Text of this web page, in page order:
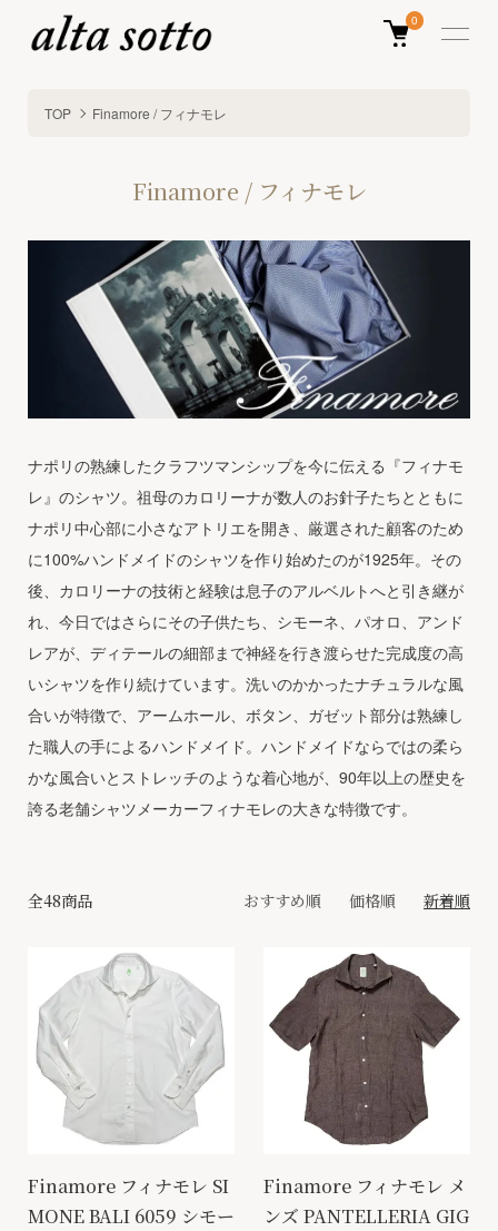
0
TOP Finamore / フィナモレ
Finamore / フィナモレ
ナポリの熟練したクラフツマンシップを今に伝える『フィナモ
レ』のシャツ。祖母のカロリーナが数人のお針子たちとともに
ナポリ中心部に小さなアトリエを開き、厳選された顧客のため
に100%ハンドメイドのシャツを作り始めたのが1925年。その
後、カロリーナの技術と経験は息子のアルベルトへと引き継が
れ、今日ではさらにその子供たち、シモーネ、パオロ、アンド
レアが、ディテールの細部まで神経を行き渡らせた完成度の高
いシャツを作り続けています。洗いのかかったナチュラルな風
合いが特徴で、アームホール、ボタン、ガゼット部分は熟練し
た職人の手によるハンドメイド。ハンドメイドならではの柔ら
かな風合いとストレッチのような着心地が、90年以上の歴史を
誇る老舗シャツメーカーフィナモレの大きな特徴です。
全48商品 おすすめ順 価格順 新着順
Finamore フィナモレ SI
MONE BALI 6059 シモー
Finamore フィナモレ メ
ンズ PANTELLERIA GIG